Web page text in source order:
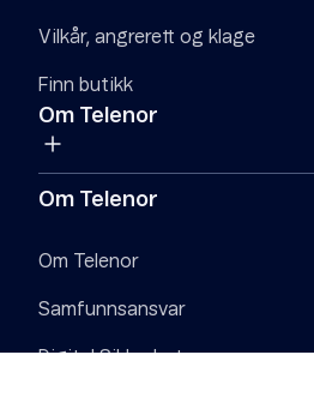
Vilkår, angrerett og klage
Finn butikk
Om Telenor
Om Telenor
Om Telenor
Samfunnsansvar
Digital Sikkerhet